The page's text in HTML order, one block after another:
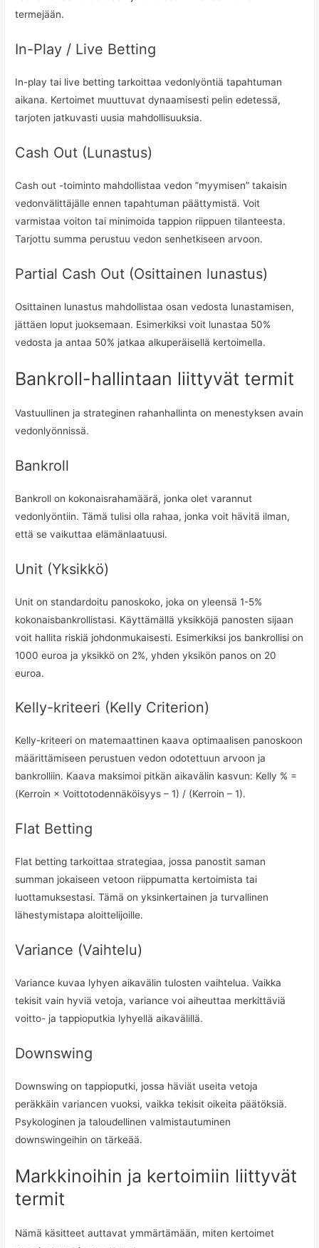
termejään.
In-Play / Live Betting
In-play tai live betting tarkoittaa vedonlyöntiä tapahtuman
aikana. Kertoimet muuttuvat dynaamisesti pelin edetessä,
tarjoten jatkuvasti uusia mahdollisuuksia.
Cash Out (Lunastus)
Cash out -toiminto mahdollistaa vedon ”myymisen” takaisin
vedonvälittäjälle ennen tapahtuman päättymistä. Voit
varmistaa voiton tai minimoida tappion riippuen tilanteesta.
Tarjottu summa perustuu vedon senhetkiseen arvoon.
Partial Cash Out (Osittainen lunastus)
Osittainen lunastus mahdollistaa osan vedosta lunastamisen,
jättäen loput juoksemaan. Esimerkiksi voit lunastaa 50%
vedosta ja antaa 50% jatkaa alkuperäisellä kertoimella.
Bankroll-hallintaan liittyvät termit
Vastuullinen ja strateginen rahanhallinta on menestyksen avain
vedonlyönnissä.
Bankroll
Bankroll on kokonaisrahamäärä, jonka olet varannut
vedonlyöntiin. Tämä tulisi olla rahaa, jonka voit hävitä ilman,
että se vaikuttaa elämänlaatuusi.
Unit (Yksikkö)
Unit on standardoitu panoskoko, joka on yleensä 1-5%
kokonaisbankrollistasi. Käyttämällä yksikköjä panosten sijaan
voit hallita riskiä johdonmukaisesti. Esimerkiksi jos bankrollisi on
1000 euroa ja yksikkö on 2%, yhden yksikön panos on 20
euroa.
Kelly-kriteeri (Kelly Criterion)
Kelly-kriteeri on matemaattinen kaava optimaalisen panoskoon
määrittämiseen perustuen vedon odotettuun arvoon ja
bankrolliin. Kaava maksimoi pitkän aikavälin kasvun: Kelly % =
(Kerroin × Voittotodennäköisyys – 1) / (Kerroin – 1).
Flat Betting
Flat betting tarkoittaa strategiaa, jossa panostit saman
summan jokaiseen vetoon riippumatta kertoimista tai
luottamuksestasi. Tämä on yksinkertainen ja turvallinen
lähestymistapa aloittelijoille.
Variance (Vaihtelu)
Variance kuvaa lyhyen aikavälin tulosten vaihtelua. Vaikka
tekisit vain hyviä vetoja, variance voi aiheuttaa merkittäviä
voitto- ja tappioputkia lyhyellä aikavälillä.
Downswing
Downswing on tappioputki, jossa häviät useita vetoja
peräkkäin variancen vuoksi, vaikka tekisit oikeita päätöksiä.
Psykologinen ja taloudellinen valmistautuminen
downswingeihin on tärkeää.
Markkinoihin ja kertoimiin liittyvät
termit
Nämä käsitteet auttavat ymmärtämään, miten kertoimet